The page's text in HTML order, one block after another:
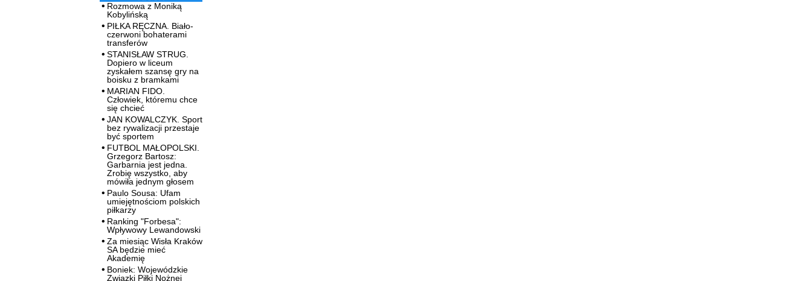
Rozmowa z Moniką
Kobylińską
PIŁKA RĘCZNA. Biało-
czerwoni bohaterami
transferów
STANISŁAW STRUG.
Dopiero w liceum
zyskałem szansę gry na
boisku z bramkami
MARIAN FIDO.
Człowiek, któremu chce
się chcieć
JAN KOWALCZYK. Sport
bez rywalizacji przestaje
być sportem
FUTBOL MAŁOPOLSKI.
Grzegorz Bartosz:
Garbarnia jest jedna.
Zrobię wszystko, aby
mówiła jednym głosem
Paulo Sousa: Ufam
umiejętnościom polskich
piłkarzy
Ranking "Forbesa":
Wpływowy Lewandowski
Za miesiąc Wisła Kraków
SA będzie mieć
Akademię
Boniek: Wojewódzkie
Związki Piłki Nożnej